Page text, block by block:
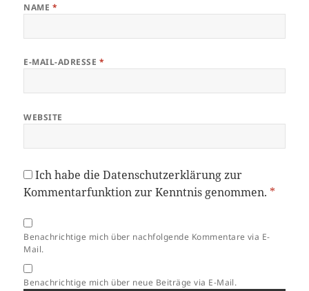
NAME *
E-MAIL-ADRESSE *
WEBSITE
Ich habe dieDatenschutzerklärungzur
Kommentarfunktion zur Kenntnis genommen. *
Benachrichtige mich über nachfolgende Kommentare via E-
Mail.
Benachrichtige mich über neue Beiträge via E-Mail.